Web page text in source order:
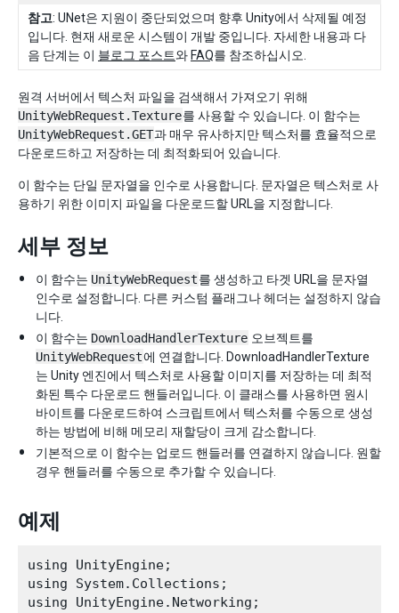
참고: UNet은 지원이 중단되었으며 향후 Unity에서 삭제될 예정
입니다. 현재 새로운 시스템이 개발 중입니다. 자세한 내용과 다
음 단계는 이 블로그 포스트와 FAQ를 참조하십시오.
원격 서버에서 텍스처 파일을 검색해서 가져오기 위해
UnityWebRequest.Texture를 사용할 수 있습니다. 이 함수는
UnityWebRequest.GET과 매우 유사하지만 텍스처를 효율적으로
다운로드하고 저장하는 데 최적화되어 있습니다.
이 함수는 단일 문자열을 인수로 사용합니다. 문자열은 텍스처로 사
용하기 위한 이미지 파일을 다운로드할 URL을 지정합니다.
세부 정보
이 함수는 UnityWebRequest를 생성하고 타겟 URL을 문자열
인수로 설정합니다. 다른 커스텀 플래그나 헤더는 설정하지 않습
니다.
이 함수는 DownloadHandlerTexture 오브젝트를
UnityWebRequest에 연결합니다. DownloadHandlerTexture
는 Unity 엔진에서 텍스처로 사용할 이미지를 저장하는 데 최적
화된 특수 다운로드 핸들러입니다. 이 클래스를 사용하면 원시
바이트를 다운로드하여 스크립트에서 텍스처를 수동으로 생성
하는 방법에 비해 메모리 재할당이 크게 감소합니다.
기본적으로 이 함수는 업로드 핸들러를 연결하지 않습니다. 원할
경우 핸들러를 수동으로 추가할 수 있습니다.
예제
using UnityEngine;
using System.Collections;
using UnityEngine.Networking;